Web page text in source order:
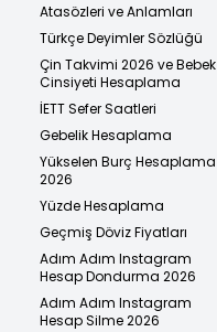
Atasözleri ve Anlamları
Türkçe Deyimler Sözlüğü
Çin Takvimi 2026 ve Bebek
Cinsiyeti Hesaplama
İETT Sefer Saatleri
Gebelik Hesaplama
Yükselen Burç Hesaplama
2026
Yüzde Hesaplama
Geçmiş Döviz Fiyatları
Adım Adım Instagram
Hesap Dondurma 2026
Adım Adım Instagram
Hesap Silme 2026